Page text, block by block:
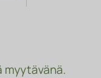
myytävänä.